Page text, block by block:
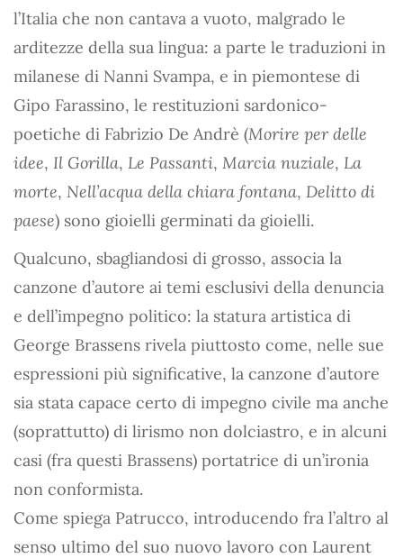
l’Italia che non cantava a vuoto, malgrado le
arditezze della sua lingua: a parte le traduzioni in
milanese di Nanni Svampa, e in piemontese di
Gipo Farassino, le restituzioni sardonico-
poetiche di Fabrizio De Andrè (Morire per delle
idee, Il Gorilla, Le Passanti, Marcia nuziale, La
morte, Nell’acqua della chiara fontana, Delitto di
paese) sono gioielli germinati da gioielli.
Qualcuno, sbagliandosi di grosso, associa la
canzone d’autore ai temi esclusivi della denuncia
e dell’impegno politico: la statura artistica di
George Brassens rivela piuttosto come, nelle sue
espressioni più significative, la canzone d’autore
sia stata capace certo di impegno civile ma anche
(soprattutto) di lirismo non dolciastro, e in alcuni
casi (fra questi Brassens) portatrice di un’ironia
non conformista.
Come spiega Patrucco, introducendo fra l’altro al
senso ultimo del suo nuovo lavoro con Laurent